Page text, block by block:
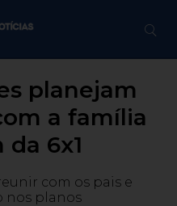
planejam
a família
6x1
com os pais e
nos planos